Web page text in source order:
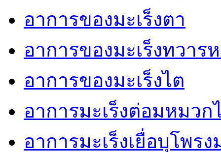
อาการของมะเร็งตา
อาการของมะเร็งทวาร
อาการของมะเร็งไต
อาการมะเร็งต่อมหมวก
อาการมะเร็งเยื่อบุโพร